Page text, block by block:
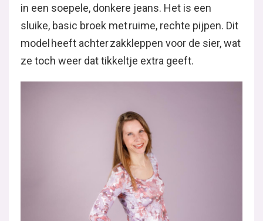
in een soepele, donkere jeans. Het is een
sluike, basic broek met ruime, rechte pijpen. Dit
model heeft achter zakkleppen voor de sier, wat
ze toch weer dat tikkeltje extra geeft.